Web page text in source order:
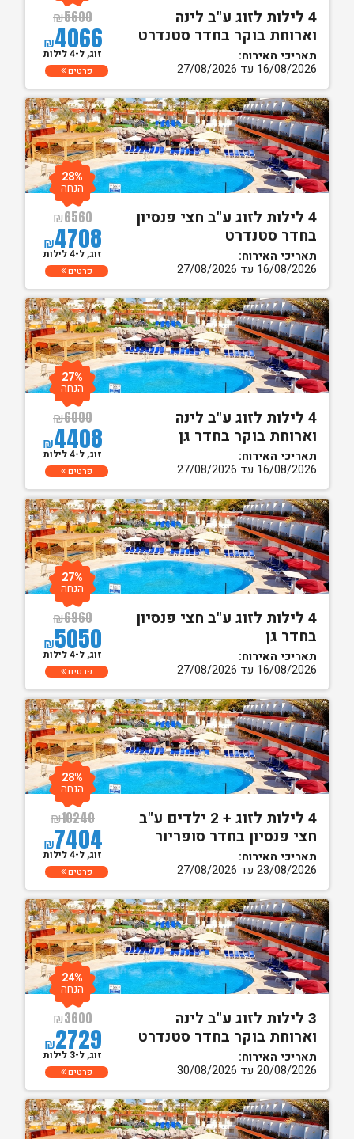
4 לילות לזוג ע"ב לינה
וארוחת בוקר בחדר סטנדרט
תאריכי האירוח:
16/08/2026 עד 27/08/2026
₪5600
₪4066
זוג, ל-4 לילות
פרטים
4 לילות לזוג ע"ב חצי פנסיון
בחדר סטנדרט
תאריכי האירוח:
16/08/2026 עד 27/08/2026
₪6560
₪4708
28%
הנחה
זוג, ל-4 לילות
פרטים
4 לילות לזוג ע"ב לינה
וארוחת בוקר בחדר גן
תאריכי האירוח:
16/08/2026 עד 27/08/2026
₪6000
₪4408
27%
הנחה
זוג, ל-4 לילות
פרטים
4 לילות לזוג ע"ב חצי פנסיון
בחדר גן
תאריכי האירוח:
16/08/2026 עד 27/08/2026
₪6960
₪5050
27%
הנחה
זוג, ל-4 לילות
פרטים
4 לילות לזוג + 2 ילדים ע"ב
חצי פנסיון בחדר סופריור
תאריכי האירוח:
23/08/2026 עד 27/08/2026
₪10240
₪7404
28%
הנחה
זוג, ל-4 לילות
פרטים
3 לילות לזוג ע"ב לינה
וארוחת בוקר בחדר סטנדרט
תאריכי האירוח:
20/08/2026 עד 30/08/2026
₪3600
₪2729
24%
הנחה
זוג, ל-3 לילות
פרטים